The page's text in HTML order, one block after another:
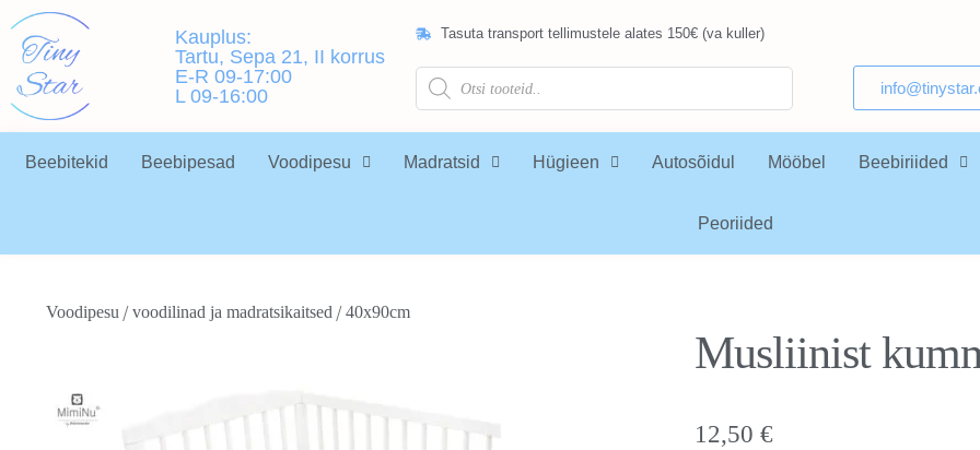
Kauplus:
Tartu, Sepa 21, II korrus
E-R 09-17:00
L 09-16:00
Tasuta transport tellimustele alates 150€ (va kuller)
Beebitekid Beebipesad Voodipesu Madratsid Hügieen Autosõidul Mööbel Beebiriided
Peoriided
Voodipesu/voodilinad ja madratsikaitsed/40x90cm
Musliinist
12,50 €